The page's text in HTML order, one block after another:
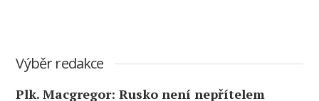
Výběr redakce
Plk. Macgregor: Rusko není nepřítelem